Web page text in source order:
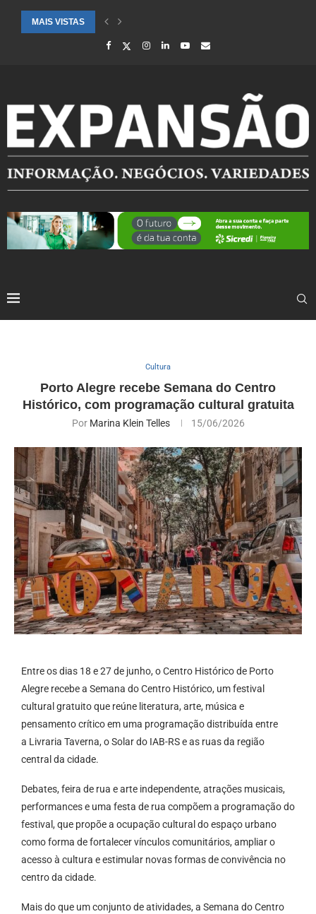
MAIS VISTAS
SAÚDE ALERTA PARA AUMENTO DE CASOS DE SÍNDROME GRIPAL
Cultura
Porto Alegre recebe Semana do Centro
Histórico, com programação cultural gratuita
Por Marina Klein Telles 15/06/2026
Entre os dias 18 e 27 de junho, o Centro Histórico de Porto
Alegre recebe a Semana do Centro Histórico, um festival
cultural gratuito que reúne literatura, arte, música e
pensamento crítico em uma programação distribuída entre
a Livraria Taverna, o Solar do IAB-RS e as ruas da região
central da cidade.
Debates, feira de rua e arte independente, atrações musicais,
performances e uma festa de rua compõem a programação do
festival, que propõe a ocupação cultural do espaço urbano
como forma de fortalecer vínculos comunitários, ampliar o
acesso à cultura e estimular novas formas de convivência no
centro da cidade.
Mais do que um conjunto de atividades, a Semana do Centro